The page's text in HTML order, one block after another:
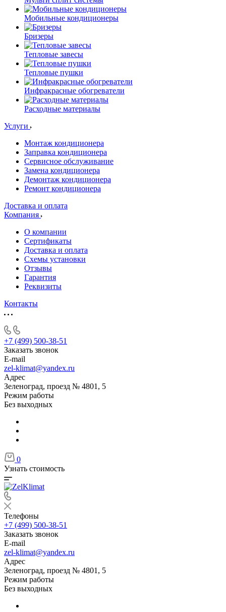
Мобильные кондиционеры
Бризеры
Тепловые завесы
Тепловые пушки
Инфракрасные обогреватели
Расходные материалы
Услуги
Монтаж кондиционера
Заправка кондиционера
Сервисное обслуживание
Замена кондиционера
Демонтаж кондиционера
Ремонт кондиционера
Доставка и оплата
Компания
О компании
Сертификаты
Доставка и оплата
Схемы установки
Отзывы
Гарантия
Реквизиты
Контакты
+7 (499) 500-38-51
Заказать звонок
E-mail
zel-klimat@yandex.ru
Адрес
Зеленоград, проезд № 4801, 5
Режим работы
Без выходных
0
Узнать стоимость
Телефоны
+7 (499) 500-38-51
Заказать звонок
E-mail
zel-klimat@yandex.ru
Адрес
Зеленоград, проезд № 4801, 5
Режим работы
Без выходных